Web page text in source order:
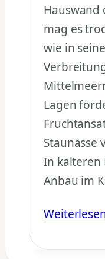
Hauswand
mag es
wie in
Lagen
Staunässe
In kälteren
Anbau im